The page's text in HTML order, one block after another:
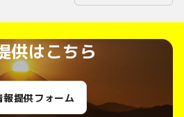
供はこちら
報提供フォーム